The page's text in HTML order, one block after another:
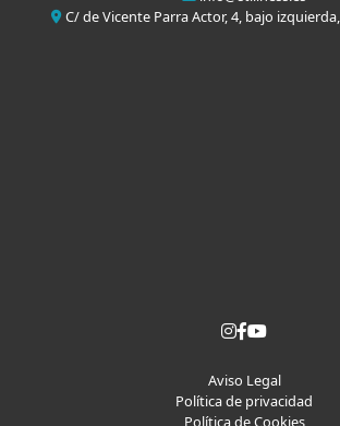
C/ de Vicente Parra Actor, 4, bajo
Aviso Legal
Política de privacidad
Política de Cookies